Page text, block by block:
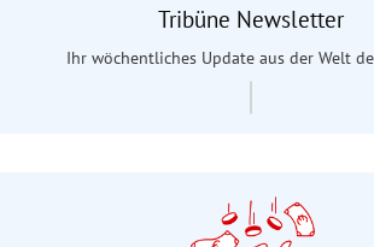
Tribüne Newsletter
Ihr wöchentliches Update aus der Welt